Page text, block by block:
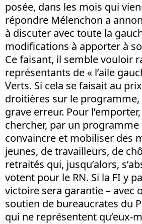
posée, dans les mois qui
répondre Mélenchon a
à discuter avec toute la
modifications à apporter à
Ce faisant, il semble vouloir
représentants de « l’aile
Verts. Si cela se faisait au
droitières sur le programme,
grave erreur. Pour
chercher, par un programme
convaincre et mobiliser des
jeunes, de travailleurs, de
retraités qui, jusqu’alors,
votent pour le RN. Si la FI y
victoire sera garantie – avec
soutien de bureaucrates du
qui ne représentent qu’eux-